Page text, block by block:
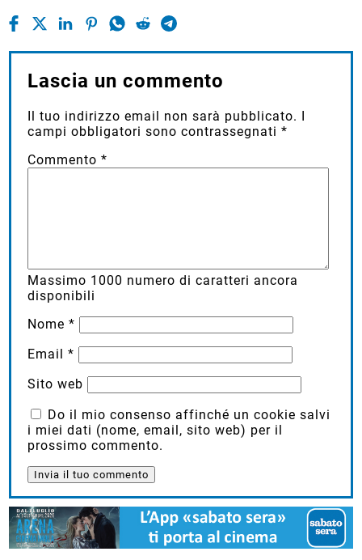
Lascia un commento
Il tuo indirizzo email non sarà pubblicato. I
campi obbligatori sono contrassegnati*
Commento*
Massimo 1000 numero di caratteri ancora
disponibili
Nome*
Email*
Sito web
Do il mio consenso affinché un cookie salvi
i miei dati (nome, email, sito web) per il
prossimo commento.